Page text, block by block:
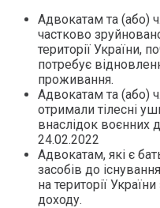
Адвокатам та (або)
частково
території України,
потребує
проживання.
Адвокатам та (або)
отримали тілесні
внаслідок воєнних
24.02.2022
Адвокатам, які є
засобів до
на території
доходу.